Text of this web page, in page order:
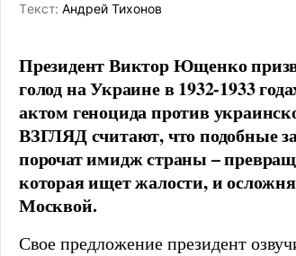
Tекст: Андрей Тихонов
Президент Виктор Ющенко
голод на Украине в 1932-1933
актом геноцида против
ВЗГЛЯД считают, что подобные
порочат имидж страны –
которая ищет жалости, и
Москвой.
Свое предложение президент